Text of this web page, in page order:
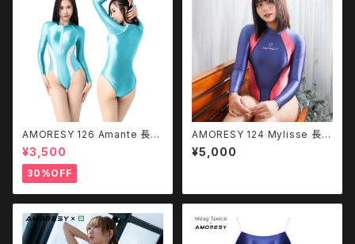
AMORESY 126 Amante 長袖
水着（フロントジップ）
¥3,500
30%OFF
AMORESY 124 Mylisse 長袖
水着（ぴたけっと コラボ商品）
¥5,000